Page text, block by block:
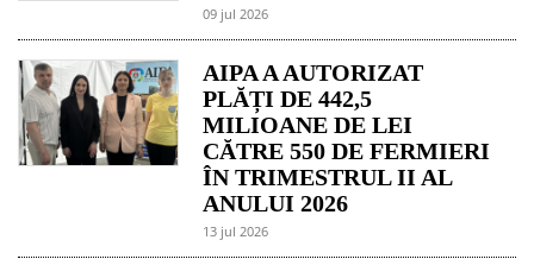
09 jul 2026
AIPA A AUTORIZAT
PLĂȚI DE 442,5
MILIOANE DE LEI
CĂTRE 550 DE FERMIERI
ÎN TRIMESTRUL II AL
ANULUI 2026
13 jul 2026